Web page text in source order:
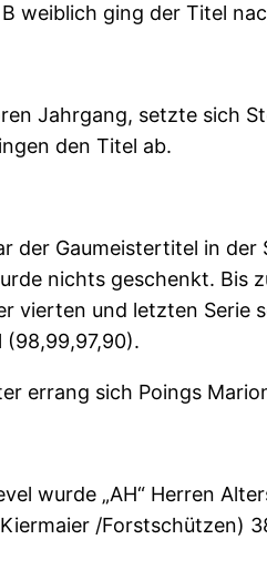
weiblich ging der Titel
Jahrgang, setzte sich
den Titel ab.
der Gaumeistertitel in
nichts geschenkt. Bis
vierten und letzten Serie
(98,99,97,90).
errang sich Poings
wurde „AH“ Herren
/Forstschützen)